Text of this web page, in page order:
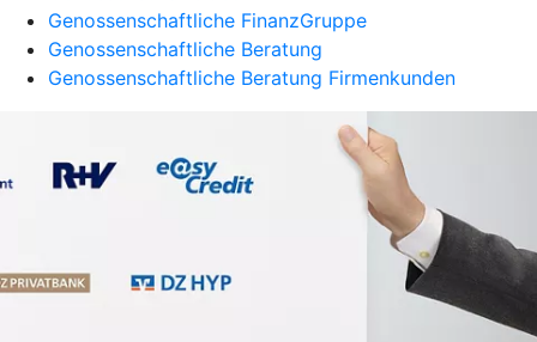
Genossenschaftliche FinanzGruppe
Genossenschaftliche Beratung
Genossenschaftliche Beratung Firmenkunden